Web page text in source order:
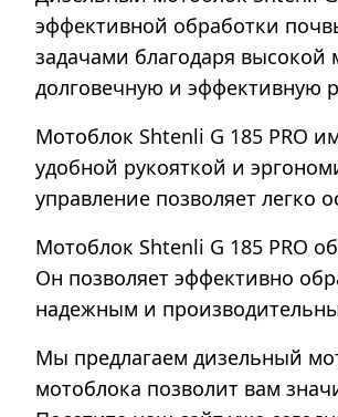
эффективной обработки
задачами благодаря
долговечную и эффективную
Мотоблок Shtenli G 185 PRO
удобной рукояткой и
управление позволяет легко
Мотоблок Shtenli G 185 PRO
Он позволяет эффективно
надежным и
Мы предлагаем дизельный
мотоблока позволит вам